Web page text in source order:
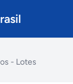
- Lotes